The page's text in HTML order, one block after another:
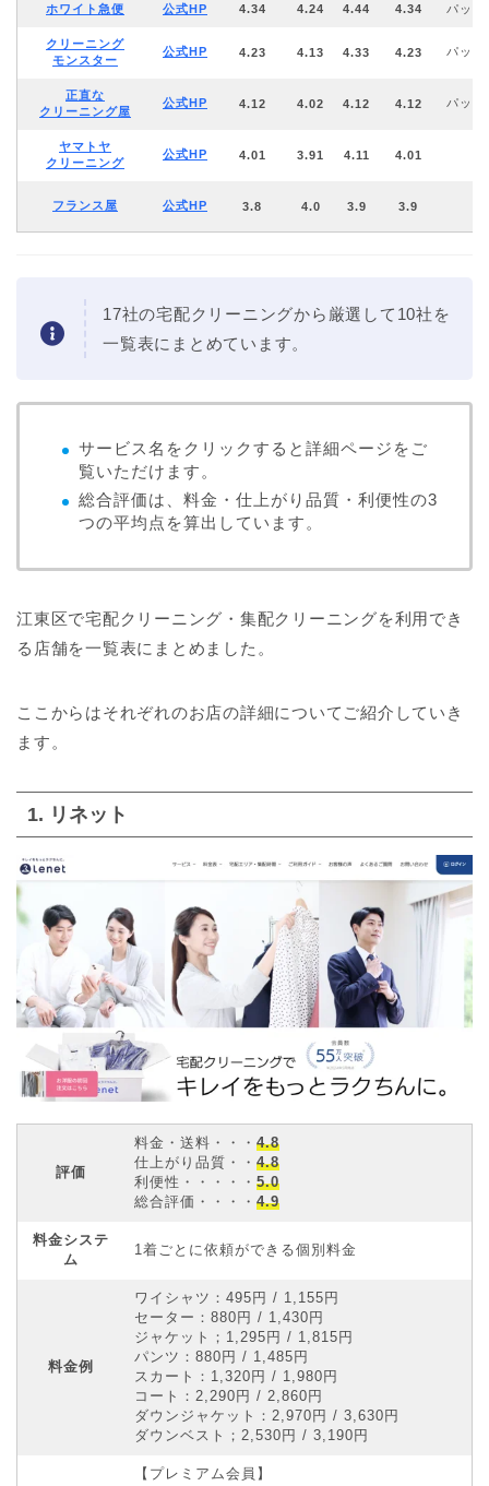
ホワイト急便 公式HP 4.34 4.24 4.44 4.34 パッ
クリーニング
モンスター
公式HP 4.23 4.13 4.33 4.23 パッ
正直な
クリーニング屋
公式HP 4.12 4.02 4.12 4.12 パッ
ヤマトヤ
クリーニング
公式HP 4.01 3.91 4.11 4.01
フランス屋 公式HP 3.8 4.0 3.9 3.9
17社の宅配クリーニングから厳選して10社を
一覧表にまとめています。
サービス名をクリックすると詳細ページをご
覧いただけます。
総合評価は、料金・仕上がり品質・利便性の3
つの平均点を算出しています。
江東区で宅配クリーニング・集配クリーニングを利用でき
る店舗を一覧表にまとめました。
ここからはそれぞれのお店の詳細についてご紹介していき
ます。
1. リネット
評価
料金・送料・・・ 4.8
仕上がり品質・・ 4.8
利便性・・・・・ 5.0
総合評価・・・・ 4.9
料金システ
ム
1着ごとに依頼ができる個別料金
料金例
ワイシャツ：495円 / 1,155円
セーター：880円 / 1,430円
ジャケット；1,295円 / 1,815円
パンツ：880円 / 1,485円
スカート：1,320円 / 1,980円
コート：2,290円 / 2,860円
ダウンジャケット：2,970円 / 3,630円
ダウンベスト；2,530円 / 3,190円
【プレミアム会員】